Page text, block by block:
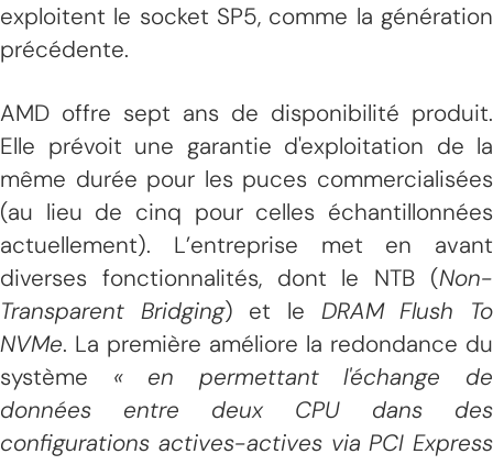
exploitent le socket SP5, comme la génération
précédente.
AMD offre sept ans de disponibilité produit.
Elle prévoit une garantie d'exploitation de la
même durée pour les puces commercialisées
(au lieu de cinq pour celles échantillonnées
actuellement). L’entreprise met en avant
diverses fonctionnalités, dont le NTB (Non-
Transparent Bridging) et le DRAM Flush To
NVMe. La première améliore la redondance du
système « en permettant l'échange de
données entre deux CPU dans des
configurations actives-actives via PCI Express